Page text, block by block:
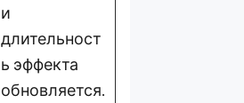
и
длительност
ь эффекта
обновляется.